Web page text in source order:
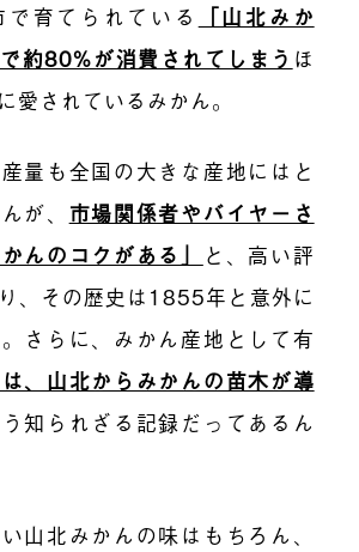
育てられている
「山北みか
約80%が消費されてしまう ほ
愛されているみかん。
量も全国の大きな産地にはと
が、 市場関係者やバイヤーさ
んのコクがある」 と、高い評
、その歴史は1855年と意外に
さらに、みかん産地として有
、山北からみかんの苗木が導
知られざる記録だってあるん
山北みかんの味はもちろん、